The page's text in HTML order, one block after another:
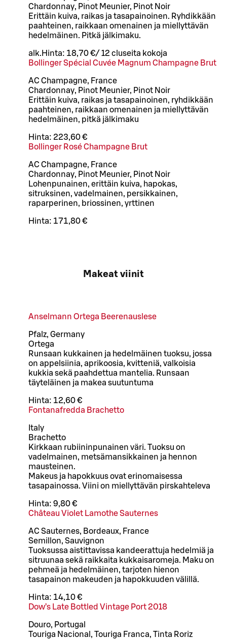
Chardonnay, Pinot Meunier, Pinot Noir
Erittäin kuiva, raikas ja tasapainoinen. Ryhdikkään
paahteinen, raikkaan omenainen ja miellyttävän
hedelmäinen. Pitkä jälkimaku.
alk. Hinta: 18,70 €/ 12 cl useita kokoja
Bollinger Spécial Cuvée Magnum Champagne Brut
AC Champagne, France
Chardonnay, Pinot Meunier, Pinot Noir
Erittäin kuiva, raikas ja tasapainoinen, ryhdikkään
paahteinen, raikkaan omenainen ja miellyttävän
hedelmäinen, pitkä jälkimaku
Hinta: 223,60 €
Bollinger Rosé Champagne Brut
AC Champagne, France
Chardonnay, Pinot Meunier, Pinot Noir
Lohenpunainen, erittäin kuiva, hapokas,
sitruksinen, vadelmainen, persikkainen,
raparperinen, briossinen, yrttinen
Hinta: 171,80 €
Makeat viinit
Anselmann Ortega Beerenauslese
Pfalz, Germany
Ortega
Runsaan kukkainen ja hedelmäinen tuoksu, jossa
on appelsiinia, aprikoosia, kvitteniä, valkoisia
kukkia sekä paahdettua mantelia. Runsaan
täyteläinen ja makea suutuntuma
Hinta: 12,60 €
Fontanafredda Brachetto
Italy
Brachetto
Kirkkaan rubiininpunainen väri. Tuoksu on
vadelmainen, metsämansikkainen ja hennon
mausteinen.
Makeus ja hapokkuus ovat erinomaisessa
tasapainossa. Viini on miellyttävän pirskahteleva
Hinta: 9,80 €
Château Violet Lamothe Sauternes
AC Sauternes, Bordeaux, France
Semillon, Sauvignon
Tuoksussa aistittavissa kandeerattuja hedelmiä ja
sitruunaa sekä raikkaita kukkaisaromeja. Maku on
pehmeä ja hedelmäinen, tarjoten hienon
tasapainon makeuden ja hapokkuuden välillä.
Hinta: 14,10 €
Dow’s Late Bottled Vintage Port 2018
Douro, Portugal
Touriga Nacional, Touriga Franca, Tinta Roriz